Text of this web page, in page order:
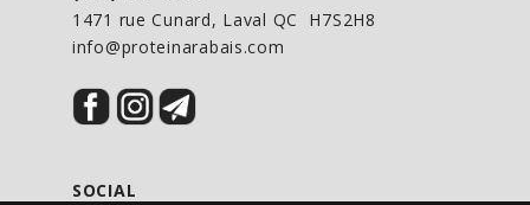
1471 rue Cunard, Laval QC H7S2H8
info@proteinarabais.com
SOCIAL